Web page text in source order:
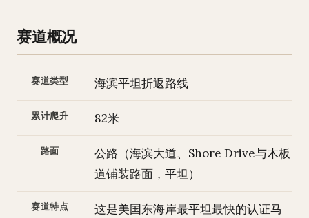
赛道概况
赛道类型 海滨平坦折返路线
累计爬升 82米
路面
公路（海滨大道、Shore Drive与木板
道铺装路面，平坦）
赛道特点 这是美国东海岸最平坦最快的认证马